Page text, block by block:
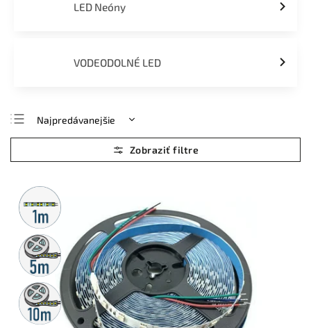
LED Neóny
VODEODOLNÉ LED
Najpredávanejšie
Najlacnejšie
Najdrahšie
Abecedne
Metrážny
predaj
5m
rolka
10m
rolka